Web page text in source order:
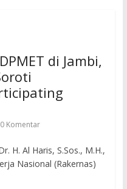
di Jambi,
0 Komentar
H. Al Haris, S.Sos., M.H.,
Nasional (Rakernas)